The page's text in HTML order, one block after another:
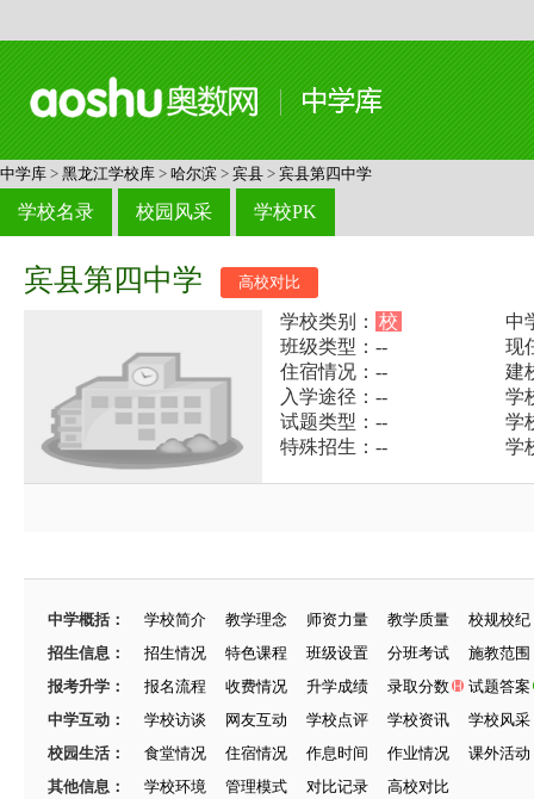
中学库 > 黑龙江学校库 > 哈尔滨 > 宾县 > 宾县第四中学
学校名录 校园风采 学校PK
宾县第四中学 高校对比
学校类别： 校
中
班级类型：--
现
住宿情况：--
建
入学途径：--
学
试题类型：--
学
特殊招生：--
学
中学概括： 学校简介 教学理念 师资力量 教学质量
校规校纪
招生信息：
招生情况 特色课程 班级设置 分班考试
施教范围
报考升学：
报名流程 收费情况 升学成绩 录取分数
试题答案
中学互动：
学校访谈 网友互动 学校点评 学校资讯
学校风采
校园生活：
食堂情况 住宿情况 作息时间 作业情况
课外活动
其他信息：
学校环境 管理模式 对比记录 高校对比